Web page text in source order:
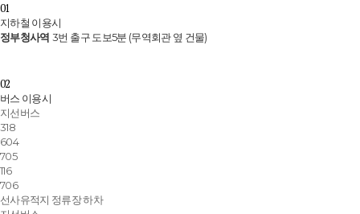
01
지하철 이용시
정부청사역3번 출구 도보5분 (무역회관 옆 건물)
02
버스 이용시
지선버스
318
604
705
116
706
선사유적지 정류장 하차